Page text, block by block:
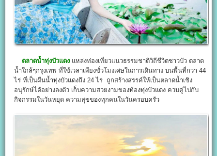
ตลาดน้ำทุ่งบัวแดง แหล่งท่องเที่ยวแนวธรรมชาติวิถีชีวิตชาวบัว ตลาด
น้ำใกล้ๆกรุงเทพ ที่ใช้เวลาเพียงชั่วโมงเศษในการเดินทาง บนพื้นที่กว่า 44
ไร่ ที่เป็นผืนน้ำทุ่งบัวแดงถึง 24 ไร่ ถูกสร้างสรรค์ให้เป็นตลาดน้ำเชิง
อนุรักษ์ได้อย่างลงตัว เก็บความสวยงามของท้องทุ่งบัวแดง ควบคู่ไปกับ
กิจกรรมในวันหยุด ความสุขของทุกคนในวันครอบครัว